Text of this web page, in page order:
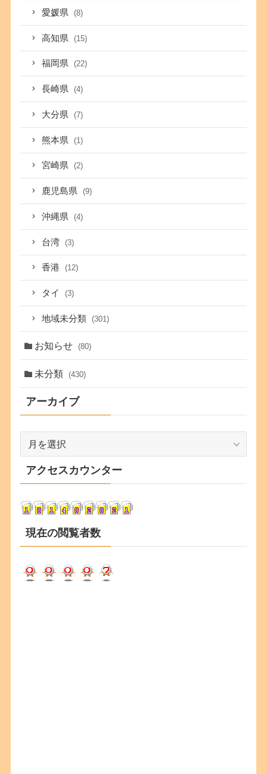
愛媛県 (8)
高知県 (15)
福岡県 (22)
長崎県 (4)
大分県 (7)
熊本県 (1)
宮崎県 (2)
鹿児島県 (9)
沖縄県 (4)
台湾 (3)
香港 (12)
タイ (3)
地域未分類 (301)
お知らせ (80)
未分類 (430)
アーカイブ
カ
イ
アクセスカウンター
現在の閲覧者数